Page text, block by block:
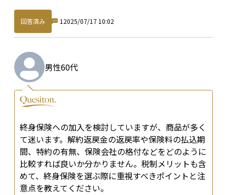
回答済み 1 2025/07/17 10:02
男性60代
終身保険への加入を検討していますが、商品が多く
て迷います。解約返戻金の返戻率や保険料の払込期
間、特約の有無、保険会社の格付などをどのように
比較すれば良いか分かりません。税制メリットも含
めて、終身保険を選ぶ際に重視すべきポイントと注
意点を教えてください。